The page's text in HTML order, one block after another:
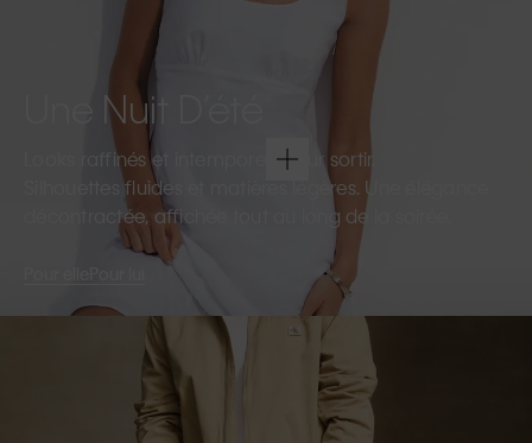
Une Nuit D’été
Looks raffinés et intemporels pour sortir.
Silhouettes fluides et matières légères. Une élégance
décontractée, affichée tout au long de la soirée.